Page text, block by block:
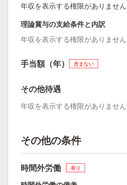
年収を表示する権限がありません
理論賞与の支給条件と内訳
年収を表示する権限がありません
手当額（年） 含まない
その他待遇
年収を表示する権限がありません
その他の条件
時間外労働 有り